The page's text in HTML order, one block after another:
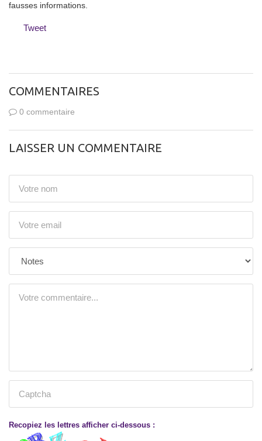
fausses informations.
Tweet
COMMENTAIRES
0 commentaire
LAISSER UN COMMENTAIRE
Recopiez les lettres afficher ci-dessous :